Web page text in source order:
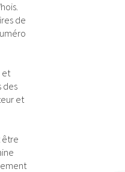
de
et
des
et
être